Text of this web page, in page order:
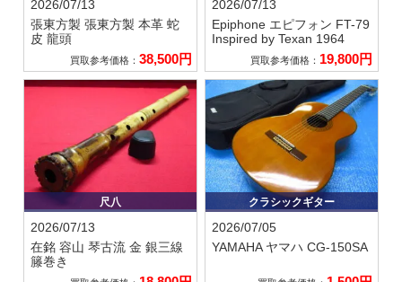
2026/07/13
張東方製 張東方製 本革 蛇
皮 龍頭
買取参考価格： 38,500円
2026/07/13
Epiphone エピフォン FT-79
Inspired by Texan 1964
買取参考価格： 19,800円
尺八
2026/07/13
在銘 容山 琴古流 金 銀三線
籐巻き
クラシックギター
2026/07/05
YAMAHA ヤマハ CG-150SA